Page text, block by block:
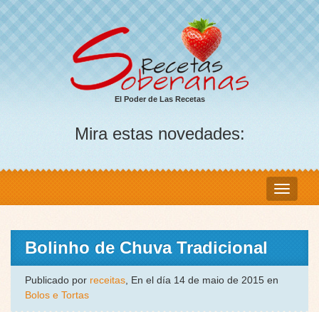
El Poder de Las Recetas
Mira estas novedades:
Bolinho de Chuva Tradicional
Publicado por receitas, En el día 14 de maio de 2015 en
Bolos e Tortas